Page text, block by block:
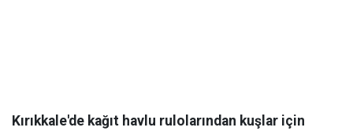
Kırıkkale'de kağıt havlu rulolarından kuşlar için